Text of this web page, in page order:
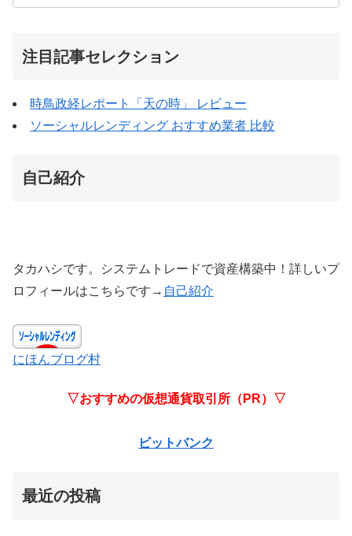
注目記事セレクション
時鳥政経レポート「天の時」 レビュー
ソーシャルレンディング おすすめ業者 比較
自己紹介
タカハシです。システムトレードで資産構築中！詳しいプ
ロフィールはこちらです→ 自己紹介
にほんブログ村
▽おすすめの仮想通貨取引所（PR）▽
ビットバンク
最近の投稿